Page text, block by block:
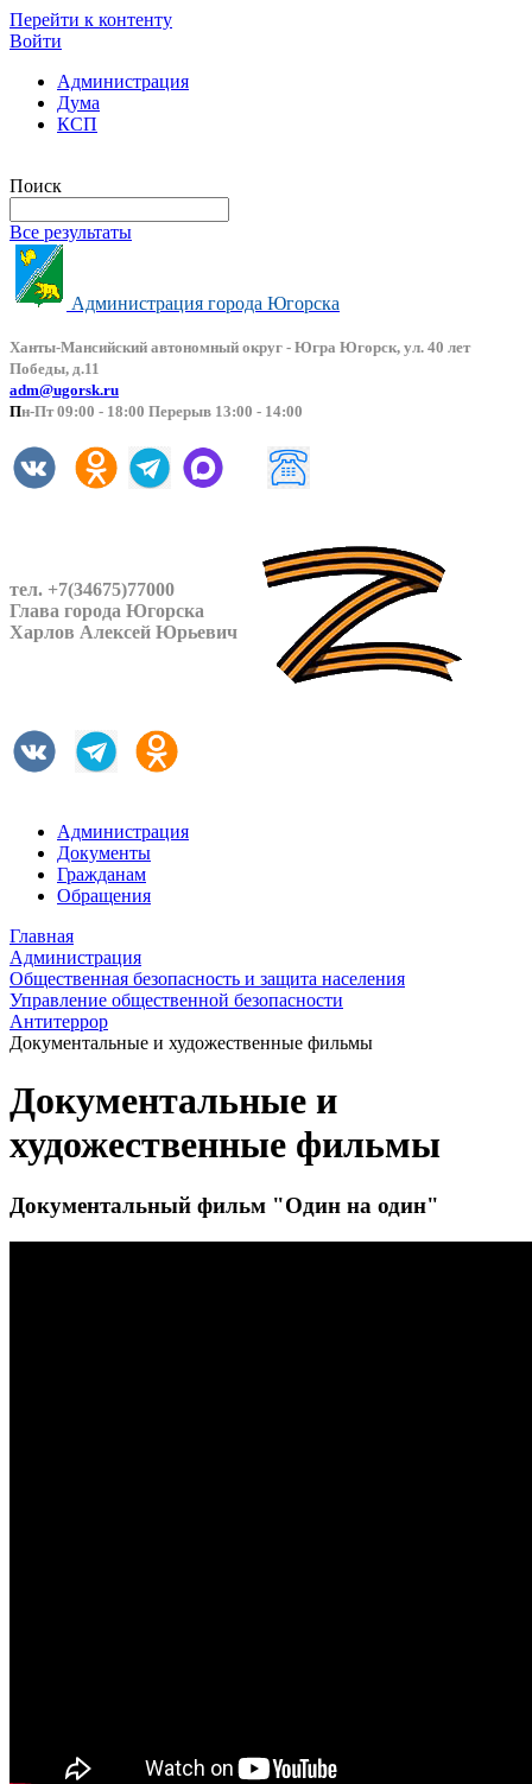
Перейти к контенту
Войти
Администрация
Дума
КСП
Поиск
Все результаты
Администрация города Югорска
Ханты-Мансийский автономный округ - Югра Югорск, ул. 40 лет
Победы, д.11
adm@ugorsk.ru
Пн-Пт 09:00 - 18:00 Перерыв 13:00 - 14:00
тел. +7(34675)77000
Глава города Югорска
Харлов Алексей Юрьевич
Администрация
Документы
Гражданам
Обращения
Главная
Администрация
Общественная безопасность и защита населения
Управление общественной безопасности
Антитеррор
Документальные и художественные фильмы
Документальные и
художественные фильмы
Документальный фильм "Один на один"